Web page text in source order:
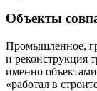
Объекты
Промышленное,
и реконструкция
именно
«работал в